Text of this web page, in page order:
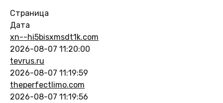
Страница
Дата
xn--hi5bisxmsdt1k.com
2026-08-07 11:20:00
tevrus.ru
2026-08-07 11:19:59
theperfectlimo.com
2026-08-07 11:19:56